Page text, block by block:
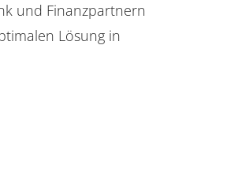
und Finanzpartnern
Lösung in